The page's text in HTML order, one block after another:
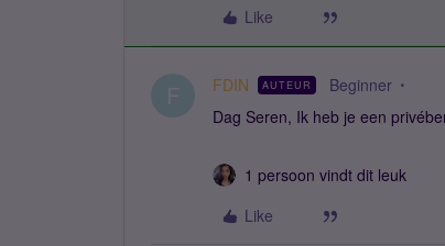
Like
F FDIN AUTEUR Beginner
Dag Seren, Ik heb je een
1 persoon vindt dit leuk
Like